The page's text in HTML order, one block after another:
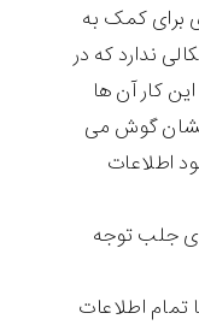
برای کمک به
ندارد که در
کار آن ها
گوش می
اطلاعات
جلب توجه
تمام اطلاعات